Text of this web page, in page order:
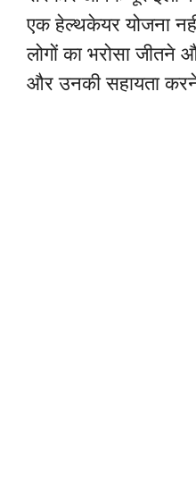
एक हेल्थकेयर योजना
लोगों का भरोसा जीतने
और उनकी सहायता